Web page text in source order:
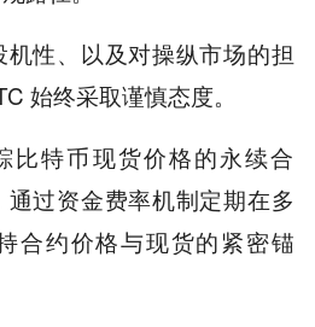
性、以及对操纵市场的担
始终采取谨慎态度。
比特币现货价格的永续合
过资金费率机制定期在多
合约价格与现货的紧密锚